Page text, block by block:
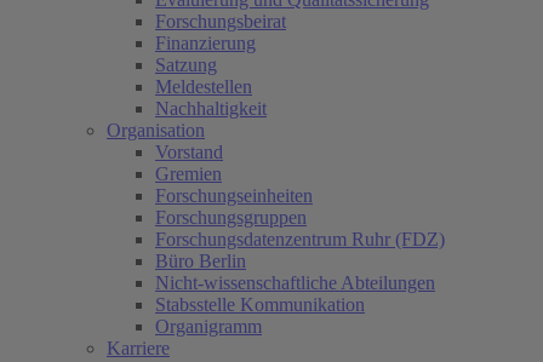
Forschungsbeirat
Finanzierung
Satzung
Meldestellen
Nachhaltigkeit
Organisation
Vorstand
Gremien
Forschungseinheiten
Forschungsgruppen
Forschungsdatenzentrum Ruhr (FDZ)
Büro Berlin
Nicht-wissenschaftliche Abteilungen
Stabsstelle Kommunikation
Organigramm
Karriere